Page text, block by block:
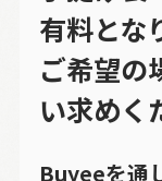
有料とな
ご希望の
い求めく
Buyeeを通